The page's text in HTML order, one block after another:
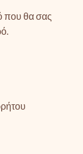
που θα σας